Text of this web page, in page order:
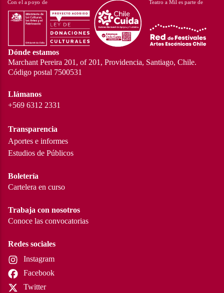
Dónde estamos
Marchant Pereira 201, of 201, Providencia, Santiago, Chile.
Código postal 7500531
Llámanos
+569 6312 2331
Transparencia
Aportes e informes
Estudios de Públicos
Boletería
Cartelera en curso
Trabaja con nosotros
Conoce las convocatorias
Redes sociales
Instagram
Facebook
Twitter